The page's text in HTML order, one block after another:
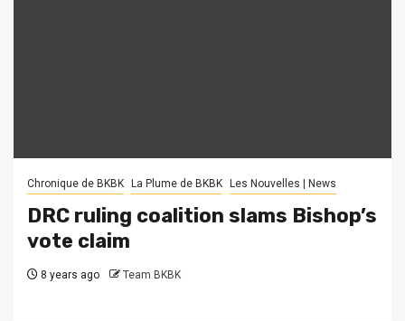
Chronique de BKBK La Plume de BKBK Les Nouvelles | News
DRC ruling coalition slams Bishop’s
vote claim
8 years ago Team BKBK